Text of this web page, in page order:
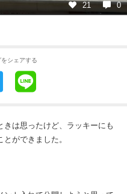
21 0
シェアする
は思ったけど、ラッキーにも
ができました。